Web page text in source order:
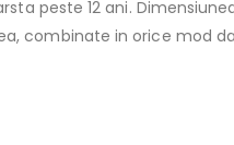
peste 12 ani.
combinate in orice mod